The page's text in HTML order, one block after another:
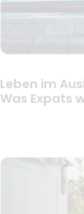
Leben im
Was Expats